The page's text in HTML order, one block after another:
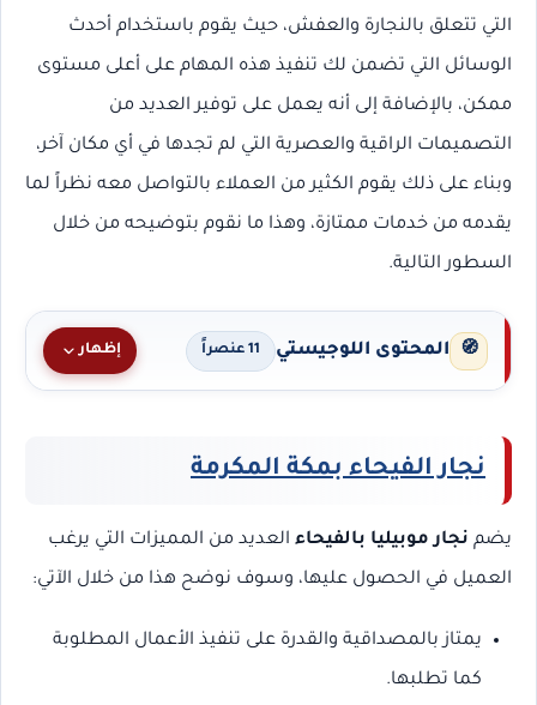
التي تتعلق بالنجارة والعفش، حيث يقوم باستخدام أحدث
الوسائل التي تضمن لك تنفيذ هذه المهام على أعلى مستوى
ممكن، بالإضافة إلى أنه يعمل على توفير العديد من
التصميمات الراقية والعصرية التي لم تجدها في أي مكان آخر،
وبناء على ذلك يقوم الكثير من العملاء بالتواصل معه نظراً لما
يقدمه من خدمات ممتازة، وهذا ما نقوم بتوضيحه من خلال
السطور التالية.
🧭 المحتوى اللوجيستي 11 عنصراً إظهار
نجار الفيحاء بمكة المكرمة
يضم نجار موبيليا بالفيحاء العديد من المميزات التي يرغب
العميل في الحصول عليها، وسوف نوضح هذا من خلال الآتي:
يمتاز بالمصداقية والقدرة على تنفيذ الأعمال المطلوبة
كما تطلبها.